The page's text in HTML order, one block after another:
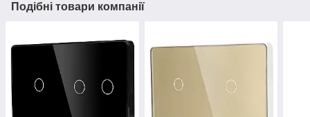
Подібні товари компанії